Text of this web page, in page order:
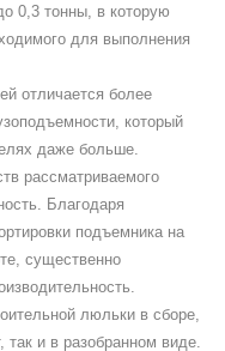
0,3 тонны, в которую
для выполнения
отличается более
который
даже больше.
рассматриваемого
Благодаря
подъемника на
существенно
люльки в сборе,
так и в разобранном виде.